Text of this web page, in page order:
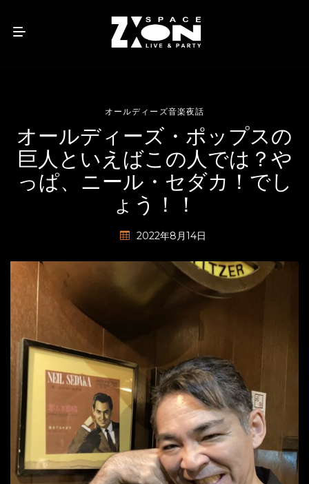
オールディーズ音楽夜話
オールディーズ・ポップスの
巨人といえばこの人では？や
っぱ、ニール・セダカ！でし
ょう！！
2022年8月14日